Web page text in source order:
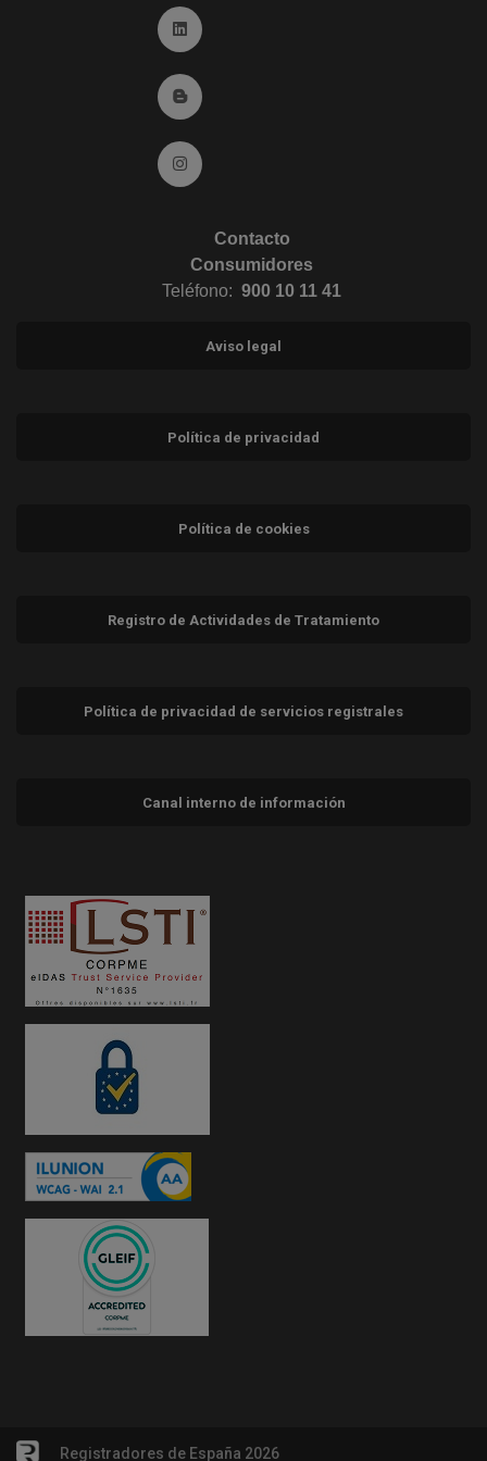
Ir a Linkedin (abre en ventana nueva)
Ir al Blog (abre en ventana nueva)
Ir a Instagram (abre en ventana nueva)
Contacto
Consumidores
Teléfono: 900 10 11 41
Aviso legal
Política de privacidad
Política de cookies
Registro de Actividades de Tratamiento
Política de privacidad de servicios registrales
Canal interno de información
Registradores de España 2026